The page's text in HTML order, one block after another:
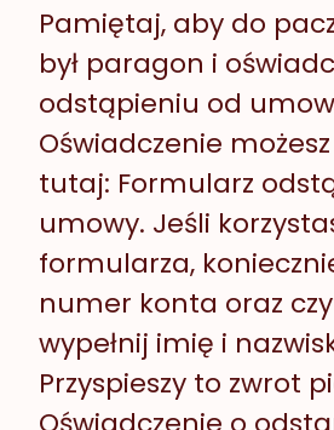
Pamiętaj, aby do
był paragon i
odstąpieniu od
Oświadczenie
tutaj: Formularz
umowy. Jeśli
formularza,
numer konta oraz
wypełnij imię i
Przyspieszy to zwrot